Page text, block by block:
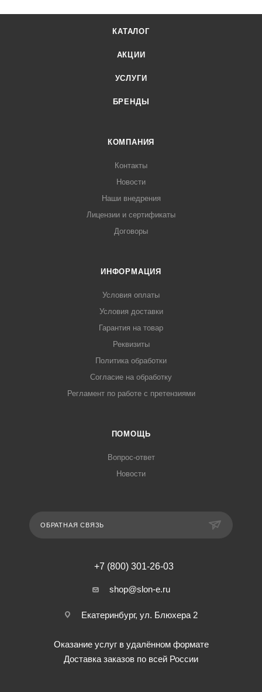
КАТАЛОГ
АКЦИИ
УСЛУГИ
БРЕНДЫ
КОМПАНИЯ
Контакты
Новости
Наши внедрения
Лицензии и сертификаты
Договоры
ИНФОРМАЦИЯ
Условия оплаты
Условия доставки
Гарантия на товар
Реквизиты
Политика обработки
Согласие на обработку
Регламент по работе с претензиями
ПОМОЩЬ
Вопрос-ответ
Новости
ОБРАТНАЯ СВЯЗЬ
+7 (800) 301-26-03
shop@slon-e.ru
Екатеринбург, ул. Блюхера 2
Оказание услуг в удалённом формате
Доставка заказов по всей России